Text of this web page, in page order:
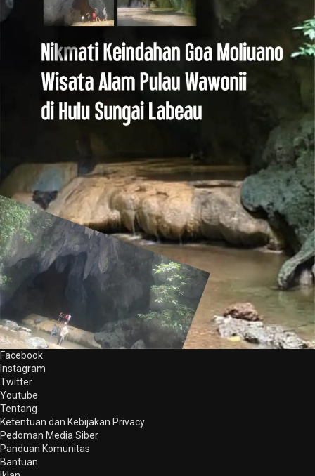
Facebook
Instagram
Twitter
Youtube
Tentang
Ketentuan dan Kebijakan Privacy
Pedoman Media Siber
Panduan Komunitas
Bantuan